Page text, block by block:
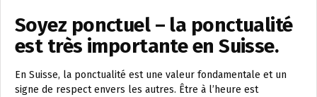
Soyez ponctuel – la ponctualité
est très importante en Suisse.
En Suisse, la ponctualité est une valeur fondamentale et un
signe de respect envers les autres. Être à l’heure est